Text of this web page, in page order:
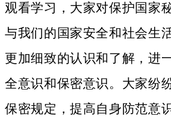
观看学习，大家对保护国家
与我们的国家安全和社会生
更加细致的认识和了解，进
全意识和保密意识。大家纷
保密规定，提高自身防范意